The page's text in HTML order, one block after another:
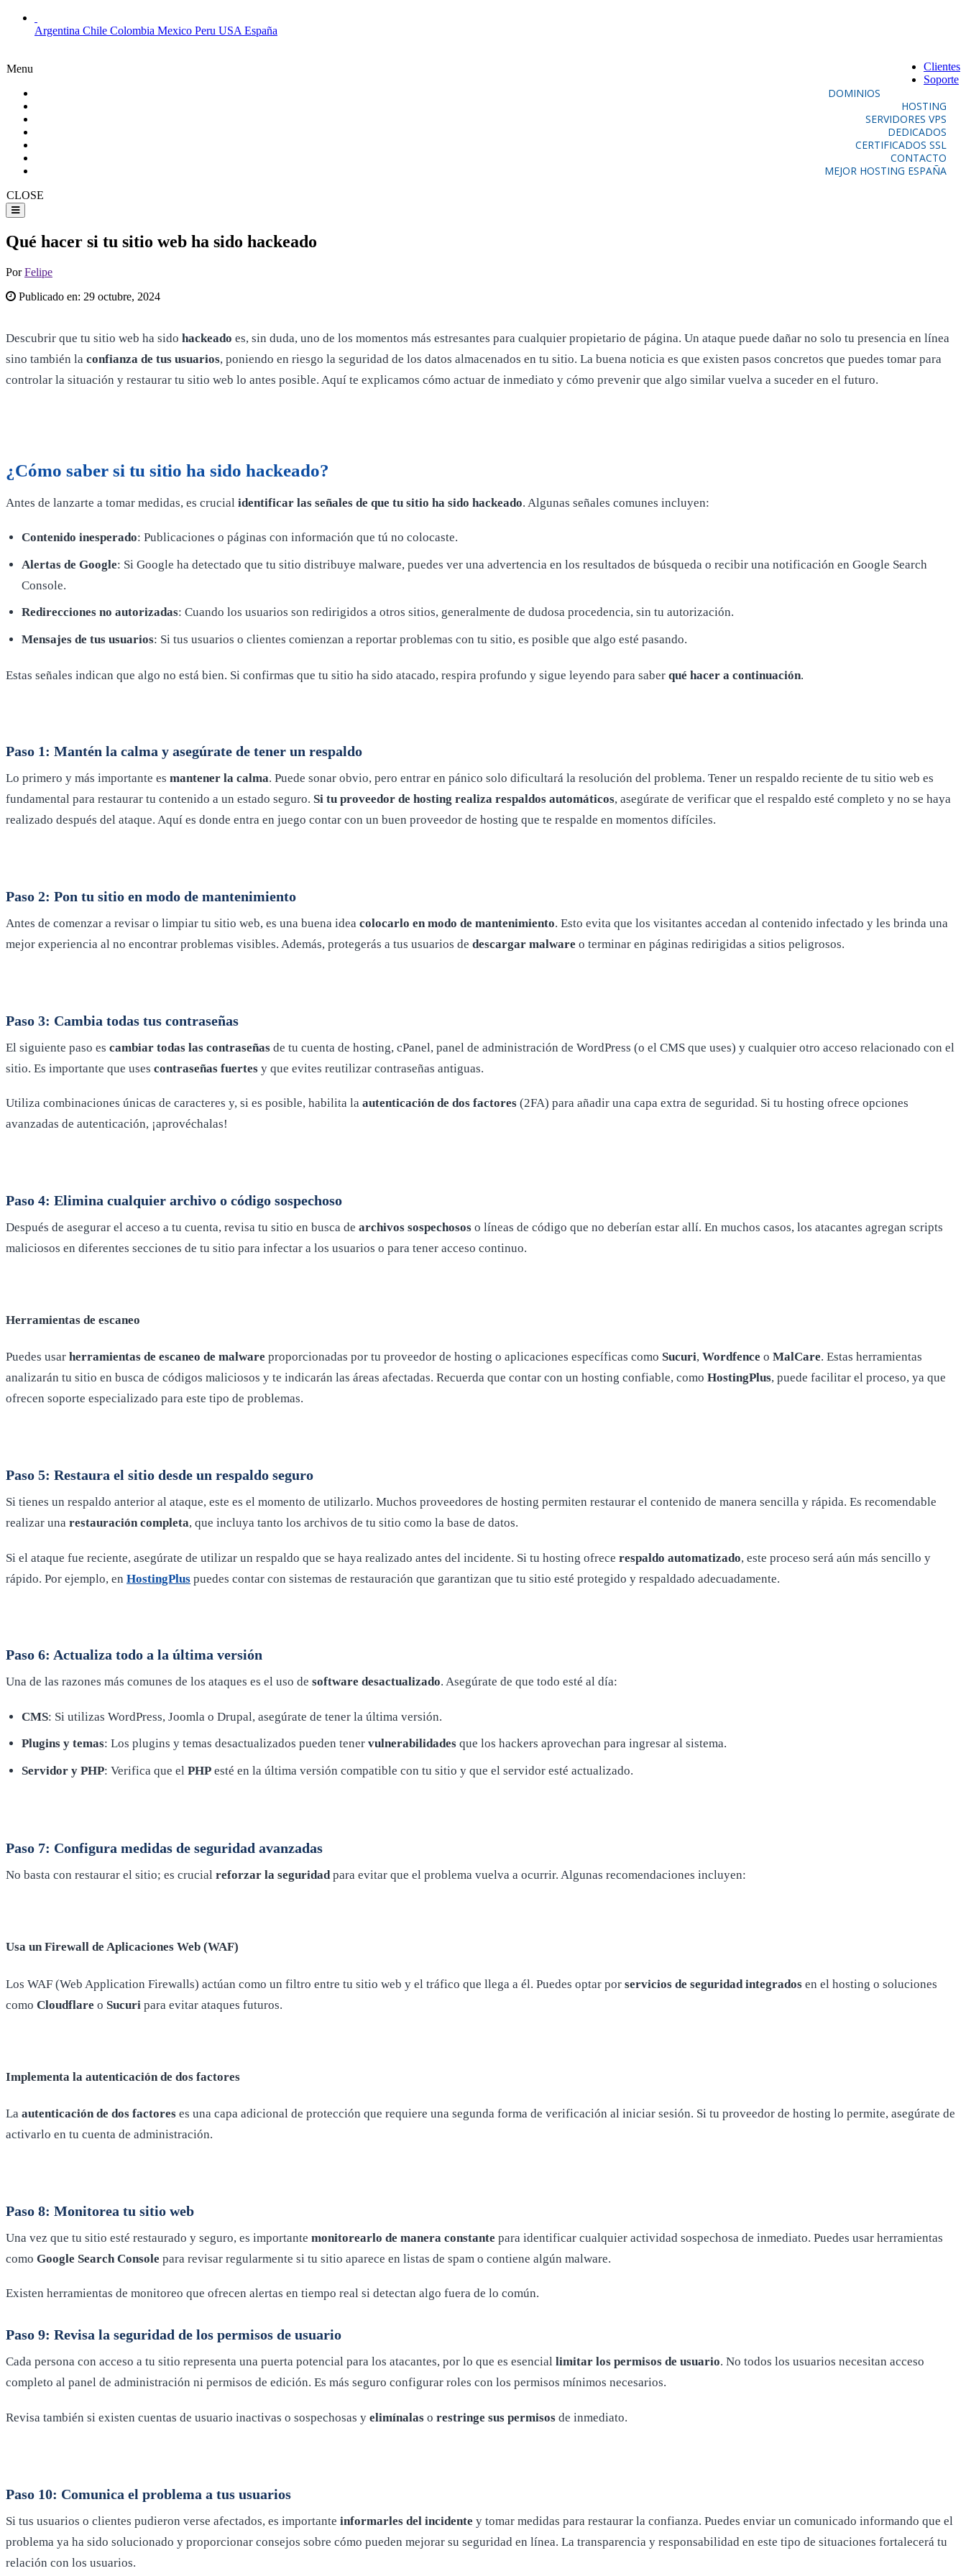
Argentina Chile Colombia Mexico Peru USA España
Clientes
Soporte
Menu
DOMINIOS
HOSTING
SERVIDORES VPS
DEDICADOS
CERTIFICADOS SSL
CONTACTO
MEJOR HOSTING ESPAÑA
CLOSE
Qué hacer si tu sitio web ha sido hackeado
PorFelipe
Publicado en: 29 octubre, 2024
Descubrir que tu sitio web ha sido hackeado es, sin duda, uno de los momentos más estresantes para cualquier propietario de página. Un ataque puede dañar no solo tu presencia en línea
sino también la confianza de tus usuarios, poniendo en riesgo la seguridad de los datos almacenados en tu sitio. La buena noticia es que existen pasos concretos que puedes tomar para
controlar la situación y restaurar tu sitio web lo antes posible. Aquí te explicamos cómo actuar de inmediato y cómo prevenir que algo similar vuelva a suceder en el futuro.
¿Cómo saber si tu sitio ha sido hackeado?
Antes de lanzarte a tomar medidas, es crucial identificar las señales de que tu sitio ha sido hackeado. Algunas señales comunes incluyen:
Contenido inesperado: Publicaciones o páginas con información que tú no colocaste.
Alertas de Google: Si Google ha detectado que tu sitio distribuye malware, puedes ver una advertencia en los resultados de búsqueda o recibir una notificación en Google Search
Console.
Redirecciones no autorizadas: Cuando los usuarios son redirigidos a otros sitios, generalmente de dudosa procedencia, sin tu autorización.
Mensajes de tus usuarios: Si tus usuarios o clientes comienzan a reportar problemas con tu sitio, es posible que algo esté pasando.
Estas señales indican que algo no está bien. Si confirmas que tu sitio ha sido atacado, respira profundo y sigue leyendo para saber qué hacer a continuación.
Paso 1: Mantén la calma y asegúrate de tener un respaldo
Lo primero y más importante es mantener la calma. Puede sonar obvio, pero entrar en pánico solo dificultará la resolución del problema. Tener un respaldo reciente de tu sitio web es
fundamental para restaurar tu contenido a un estado seguro. Si tu proveedor de hosting realiza respaldos automáticos, asegúrate de verificar que el respaldo esté completo y no se haya
realizado después del ataque. Aquí es donde entra en juego contar con un buen proveedor de hosting que te respalde en momentos difíciles.
Paso 2: Pon tu sitio en modo de mantenimiento
Antes de comenzar a revisar o limpiar tu sitio web, es una buena idea colocarlo en modo de mantenimiento. Esto evita que los visitantes accedan al contenido infectado y les brinda una
mejor experiencia al no encontrar problemas visibles. Además, protegerás a tus usuarios de descargar malware o terminar en páginas redirigidas a sitios peligrosos.
Paso 3: Cambia todas tus contraseñas
El siguiente paso es cambiar todas las contraseñas de tu cuenta de hosting, cPanel, panel de administración de WordPress (o el CMS que uses) y cualquier otro acceso relacionado con el
sitio. Es importante que uses contraseñas fuertes y que evites reutilizar contraseñas antiguas.
Utiliza combinaciones únicas de caracteres y, si es posible, habilita la autenticación de dos factores (2FA) para añadir una capa extra de seguridad. Si tu hosting ofrece opciones
avanzadas de autenticación, ¡aprovéchalas!
Paso 4: Elimina cualquier archivo o código sospechoso
Después de asegurar el acceso a tu cuenta, revisa tu sitio en busca de archivos sospechosos o líneas de código que no deberían estar allí. En muchos casos, los atacantes agregan scripts
maliciosos en diferentes secciones de tu sitio para infectar a los usuarios o para tener acceso continuo.
Herramientas de escaneo
Puedes usar herramientas de escaneo de malware proporcionadas por tu proveedor de hosting o aplicaciones específicas como Sucuri, Wordfence o MalCare. Estas herramientas
analizarán tu sitio en busca de códigos maliciosos y te indicarán las áreas afectadas. Recuerda que contar con un hosting confiable, como HostingPlus, puede facilitar el proceso, ya que
ofrecen soporte especializado para este tipo de problemas.
Paso 5: Restaura el sitio desde un respaldo seguro
Si tienes un respaldo anterior al ataque, este es el momento de utilizarlo. Muchos proveedores de hosting permiten restaurar el contenido de manera sencilla y rápida. Es recomendable
realizar una restauración completa, que incluya tanto los archivos de tu sitio como la base de datos.
Si el ataque fue reciente, asegúrate de utilizar un respaldo que se haya realizado antes del incidente. Si tu hosting ofrece respaldo automatizado, este proceso será aún más sencillo y
rápido. Por ejemplo, en HostingPlus puedes contar con sistemas de restauración que garantizan que tu sitio esté protegido y respaldado adecuadamente.
Paso 6: Actualiza todo a la última versión
Una de las razones más comunes de los ataques es el uso de software desactualizado. Asegúrate de que todo esté al día:
CMS: Si utilizas WordPress, Joomla o Drupal, asegúrate de tener la última versión.
Plugins y temas: Los plugins y temas desactualizados pueden tenervulnerabilidades que los hackers aprovechan para ingresar al sistema.
Servidor y PHP: Verifica que elPHP esté en la última versión compatible con tu sitio y que el servidor esté actualizado.
Paso 7: Configura medidas de seguridad avanzadas
No basta con restaurar el sitio; es crucial reforzar la seguridadpara evitar que el problema vuelva a ocurrir. Algunas recomendaciones incluyen:
Usa un Firewall de Aplicaciones Web (WAF)
Los WAF (Web Application Firewalls) actúan como un filtro entre tu sitio web y el tráfico que llega a él. Puedes optar por servicios de seguridad integrados en el hosting o soluciones
como Cloudflare o Sucuri para evitar ataques futuros.
Implementa la autenticación de dos factores
La autenticación de dos factores es una capa adicional de protección que requiere una segunda forma de verificación al iniciar sesión. Si tu proveedor de hosting lo permite, asegúrate de
activarlo en tu cuenta de administración.
Paso 8: Monitorea tu sitio web
Una vez que tu sitio esté restaurado y seguro, es importante monitorearlo de manera constante para identificar cualquier actividad sospechosa de inmediato. Puedes usar herramientas
como Google Search Console para revisar regularmente si tu sitio aparece en listas de spam o contiene algún malware.
Existen herramientas de monitoreo que ofrecen alertas en tiempo real si detectan algo fuera de lo común.
Paso 9: Revisa la seguridad de los permisos de usuario
Cada persona con acceso a tu sitio representa una puerta potencial para los atacantes, por lo que es esencial limitar los permisos de usuario. No todos los usuarios necesitan acceso
completo al panel de administración ni permisos de edición. Es más seguro configurar roles con los permisos mínimos necesarios.
Revisa también si existen cuentas de usuario inactivas o sospechosas y elimínalas o restringe sus permisos de inmediato.
Paso 10: Comunica el problema a tus usuarios
Si tus usuarios o clientes pudieron verse afectados, es importante informarles del incidente y tomar medidas para restaurar la confianza. Puedes enviar un comunicado informando que el
problema ya ha sido solucionado y proporcionar consejos sobre cómo pueden mejorar su seguridad en línea. La transparencia y responsabilidad en este tipo de situaciones fortalecerá tu
relación con los usuarios.